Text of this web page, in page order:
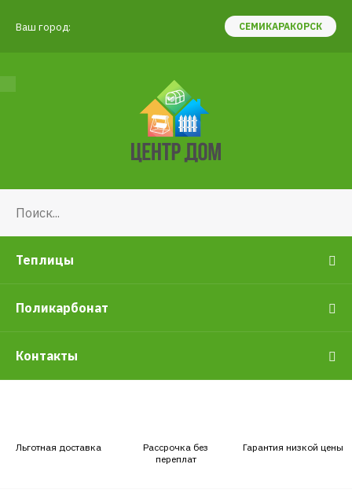
Ваш город: СЕМИКАРАКОРСК
Теплицы
Поликарбонат
Контакты
Льготная доставка
Рассрочка без
переплат
Гарантия низкой цены